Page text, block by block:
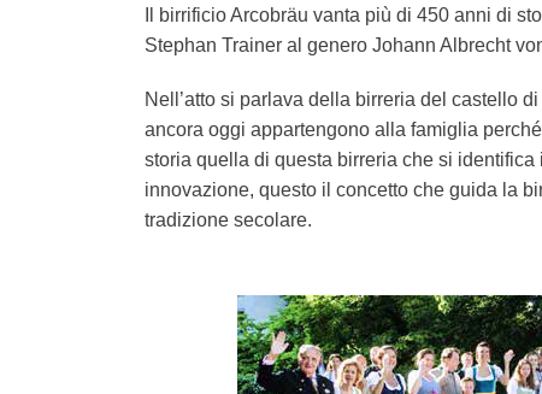
l birrificio Arcobräu vanta più di 450 anni di
Stephan Trainer al genero Johann Albrecht
Nell’atto si parlava della birreria del castello
ancora oggi appartengono alla famiglia
storia quella di questa birreria che si
innovazione, questo il concetto che guida la
tradizione secolare.